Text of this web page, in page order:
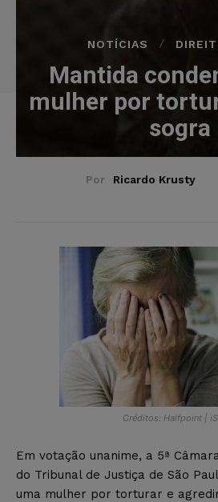
NOTÍCIAS
Mantida
mulher por
sogra
Por Ricardo Krusty
Créditos: Halfpoint |
Em votação unanime, a 5ª
do Tribunal de Justiça de São
uma mulher por torturar e